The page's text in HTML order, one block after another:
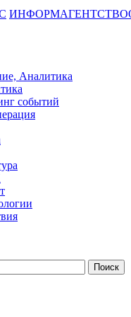
ИНФОРМАГЕНТСТВО
Аналитика
событий